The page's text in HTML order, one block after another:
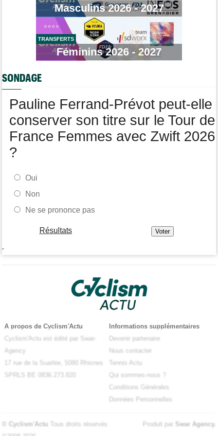
Isaac Del Toro a prolongé avec UAE Team Emirates-XRG pour 5
ans !
Transfert
Lotto-Intermarché fait passer pro trois jeunes de sa formation
Tour de Burgos
Masculins 2026 - 2027
TRANSFERTS
Féminins 2026 - 2027
SONDAGE
Pauline Ferrand-Prévot peut-elle
conserver son titre sur le Tour de
France Femmes avec Zwift 2026
?
Oui
Non
Ne se prononce pas
Résultats
-
A propos de Cyclism'Actu
Cyclism'Actu est édité par Swar-
Agency
17 rue de la Suarlée, 5080 Rhisnes
SPRLS BE 0836.273.820
Informations supplémentaires
Devenir partenaire
Nous contacter
Tennis Actu
Qui sommes-nous ?
Conditions Générales
Données Personnelles
© Cyclism'Actu Tous droits réservés
Produit par Swar Agency.